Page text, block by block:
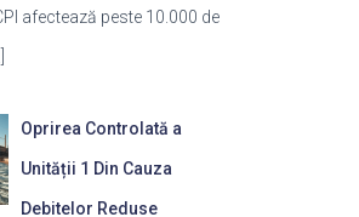
afectează peste 10.000 de
Oprirea Controlată a
Unității 1 Din Cauza
Debitelor Reduse